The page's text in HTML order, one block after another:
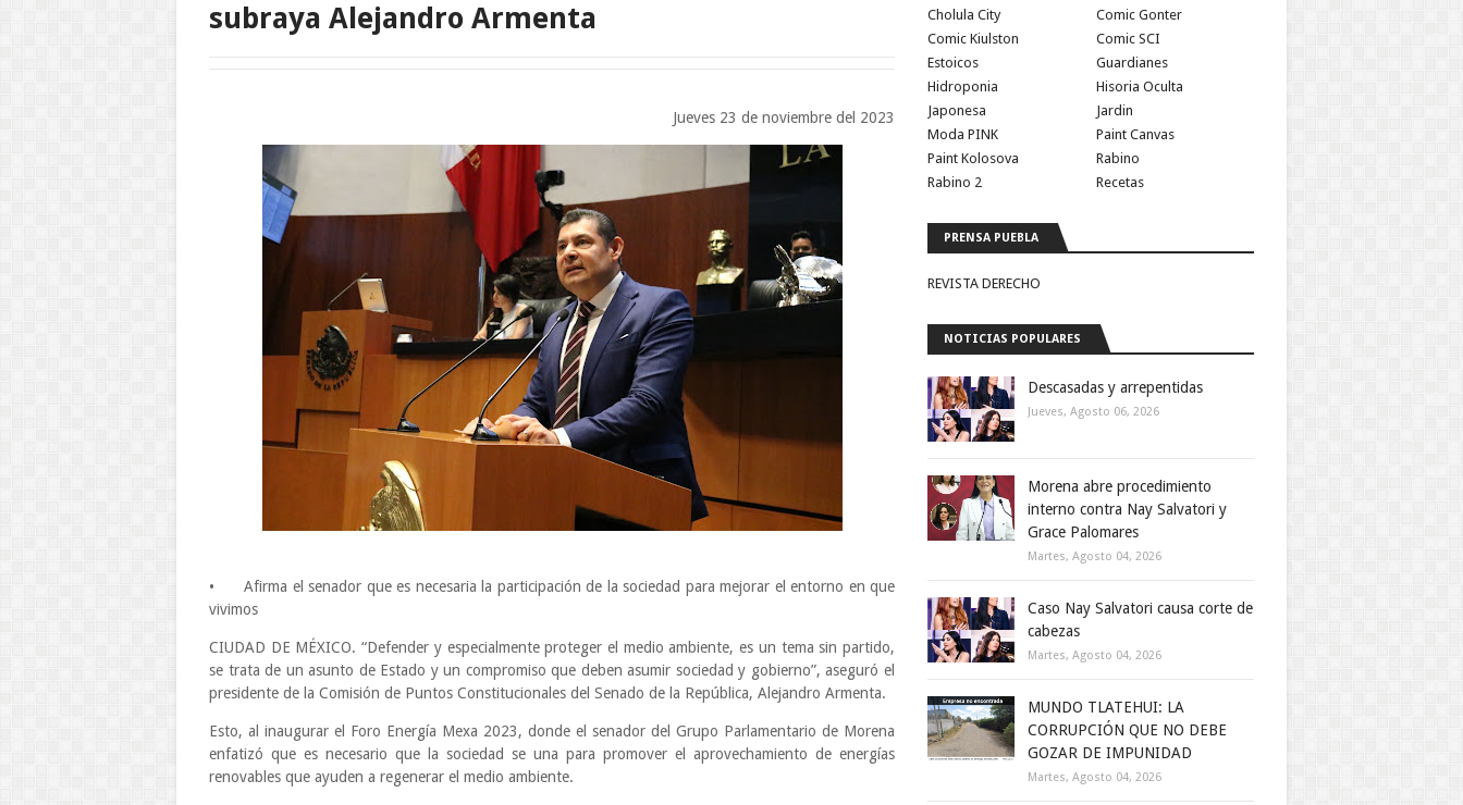
subraya Alejandro Armenta
Jueves 23 de noviembre del 2023
•
Afirma el senador que es necesaria la participación de la sociedad para mejorar el entorno en que
vivimos
CIUDAD DE MÉXICO. “Defender y especialmente proteger el medio ambiente, es un tema sin partido,
se trata de un asunto de Estado y un compromiso que deben asumir sociedad y gobierno”, aseguró el
presidente de la Comisión de Puntos Constitucionales del Senado de la República, Alejandro Armenta.
Esto, al inaugurar el Foro Energía Mexa 2023, donde el senador del Grupo Parlamentario de Morena
enfatizó que es necesario que la sociedad se una para promover el aprovechamiento de energías
renovables que ayuden a regenerar el medio ambiente.
Cholula City
Comic Gonter
Comic Kiulston
Comic SCI
Estoicos
Guardianes
Hidroponia
Hisoria Oculta
Japonesa
Jardin
Moda PINK
Paint Canvas
Paint Kolosova
Rabino
Rabino 2
Recetas
PRENSA PUEBLA
REVISTA DERECHO
NOTICIAS POPULARES
Descasadas y arrepentidas
Jueves, Agosto 06, 2026
Morena abre procedimiento
interno contra Nay Salvatori y
Grace Palomares
Martes, Agosto 04, 2026
Caso Nay Salvatori causa corte de
cabezas
Martes, Agosto 04, 2026
MUNDO TLATEHUI: LA
CORRUPCIÓN QUE NO DEBE
GOZAR DE IMPUNIDAD
Martes, Agosto 04, 2026